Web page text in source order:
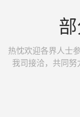
热忱欢迎各界人士
我司接洽，共同